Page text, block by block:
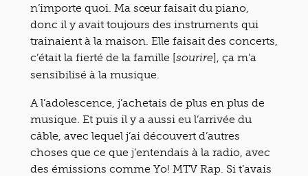
n’importe quoi. Ma sœur faisait du piano,
donc il y avait toujours des instruments qui
trainaient à la maison. Elle faisait des concerts,
c’était la fierté de la famille [sourire], ça m’a
sensibilisé à la musique.
A l’adolescence, j’achetais de plus en plus de
musique. Et puis il y a aussi eu l’arrivée du
câble, avec lequel j’ai découvert d’autres
choses que ce que j’entendais à la radio, avec
des émissions comme Yo! MTV Rap. Si t’avais